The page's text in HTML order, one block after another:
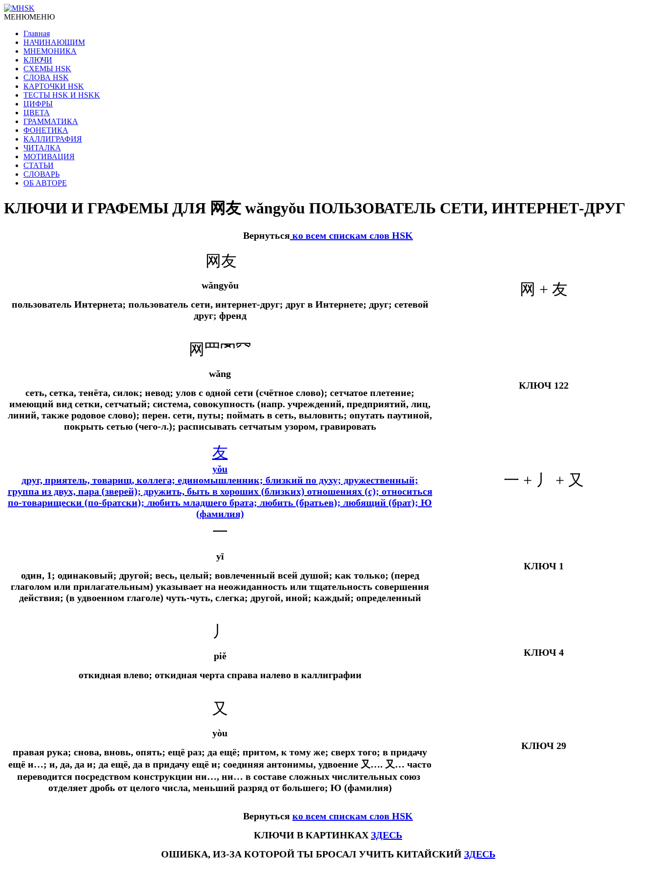
МЕНЮМЕНЮ
Главная
НАЧИНАЮЩИМ
МНЕМОНИКА
КЛЮЧИ
СХЕМЫ HSK
СЛОВА HSK
КАРТОЧКИ HSK
ТЕСТЫ HSK И HSKK
ЦИФРЫ
ЦВЕТА
ГРАММАТИКА
ФОНЕТИКА
КАЛЛИГРАФИЯ
ЧИТАЛКА
МОТИВАЦИЯ
СТАТЬИ
СЛОВАРЬ
ОБ АВТОРЕ
КЛЮЧИ И ГРАФЕМЫ ДЛЯ 网友 wǎngyǒu ПОЛЬЗОВАТЕЛЬ СЕТИ, ИНТЕРНЕТ-ДРУГ
Вернуться ко всем спискам слов HSK
网友
wǎngyǒu
пользователь Интернета; пользователь сети, интернет-друг; друг в Интернете; друг; сетевой
друг; френд
网 + 友
网罒罓⺳
wǎng
сеть, сетка, тенёта, силок; невод; улов с одной сети (счётное слово); сетчатое плетение;
имеющий вид сетки, сетчатый; система, совокупность (напр. учреждений, предприятий, лиц,
линий, также родовое слово); перен. сети, путы; поймать в сеть, выловить; опутать паутиной,
покрыть сетью (чего-л.); расписывать сетчатым узором, гравировать
КЛЮЧ 122
友
yǒu
друг, приятель, товарищ, коллега; единомышленник; близкий по духу; дружественный;
группа из двух, пара (зверей); дружить, быть в хороших (близких) отношениях (с); относиться
по-товарищески (по-братски); любить младшего брата; любить (братьев); любящий (брат); Ю
(фамилия)
一 + 丿 + 又
一
yī
один, 1; одинаковый; другой; весь, целый; вовлеченный всей душой; как только; (перед
глаголом или прилагательным) указывает на неожиданность или тщательность совершения
действия; (в удвоенном глаголе) чуть-чуть, слегка; другой, иной; каждый; определенный
КЛЮЧ 1
丿
piě
откидная влево; откидная черта справа налево в каллиграфии
КЛЮЧ 4
又
yòu
правая рука; снова, вновь, опять; ещё раз; да ещё; притом, к тому же; сверх того; в придачу
ещё и…; и, да, да и; да ещё, да в придачу ещё и; соединяя антонимы, удвоение 又…. 又… часто
переводится посредством конструкции ни…, ни… в составе сложных числительных союз
отделяет дробь от целого числа, меньший разряд от большего; Ю (фамилия)
КЛЮЧ 29
Вернуться ко всем спискам слов HSK
КЛЮЧИ В КАРТИНКАХ ЗДЕСЬ
ОШИБКА, ИЗ-ЗА КОТОРОЙ ТЫ БРОСАЛ УЧИТЬ КИТАЙСКИЙ ЗДЕСЬ